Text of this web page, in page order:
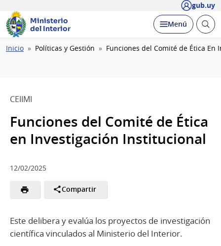
gub.uy
Ministerio
del Interior
Desplegar
Menú Abrir
Ruta
Inicio Políticas y Gestión Funciones del Comité de Ética
CEIIMI
Funciones del Comité de Ética
en Investigación Institucional
12/02/2025
Compartir
Este delibera y evalúa los proyectos de investigación
científica vinculados al Ministerio del Interior.